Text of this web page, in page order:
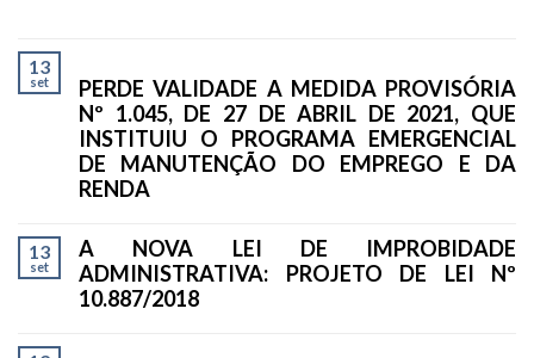
13
set
PERDE VALIDADE A MEDIDA PROVISÓRIA
Nº 1.045, DE 27 DE ABRIL DE 2021, QUE
INSTITUIU O PROGRAMA EMERGENCIAL
DE MANUTENÇÃO DO EMPREGO E DA
RENDA
13
set
A NOVA LEI DE IMPROBIDADE
ADMINISTRATIVA: PROJETO DE LEI Nº
10.887/2018